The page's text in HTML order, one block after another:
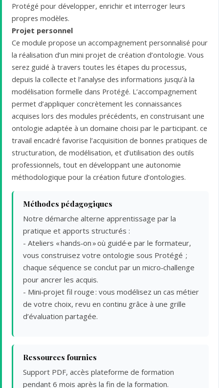
Protégé pour développer, enrichir et interroger leurs
propres modèles.
Projet personnel
Ce module propose un accompagnement personnalisé pour
la réalisation d’un mini projet de création d’ontologie. Vous
serez guidé à travers toutes les étapes du processus,
depuis la collecte et l’analyse des informations jusqu’à la
modélisation formelle dans Protégé. L’accompagnement
permet d’appliquer concrètement les connaissances
acquises lors des modules précédents, en construisant une
ontologie adaptée à un domaine choisi par le participant. ce
travail encadré favorise l’acquisition de bonnes pratiques de
structuration, de modélisation, et d’utilisation des outils
professionnels, tout en développant une autonomie
méthodologique pour la création future d’ontologies.
Méthodes pédagogiques
Notre démarche alterne apprentissage par la
pratique et apports structurés :
- Ateliers « hands‑on » où guidé·e par le formateur,
vous construisez votre ontologie sous Protégé ;
chaque séquence se conclut par un micro‑challenge
pour ancrer les acquis.
- Mini‑projet fil rouge : vous modélisez un cas métier
de votre choix, revu en continu grâce à une grille
d’évaluation partagée.
Ressources fournies
Support PDF, accès plateforme de formation
pendant 6 mois après la fin de la formation.